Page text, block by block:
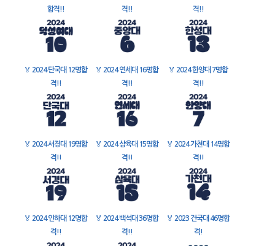
합격!!
격!!
격!!
🏅 2024 단국대 12명합
격!!
🏅 2024 연세대 16명합
격!!
🏅 2024 한양대 7명합
격!!
🏅 2024 서경대 19명합
격!!
🏅 2024 삼육대 15명합
격!!
🏅 2024 가천대 14명합
격!!
🏅 2024 인하대 12명합
격!!
🏅 2024 백석대 36명합
격!!
🏅 2023 건국대 46명합
격!